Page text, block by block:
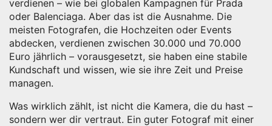
verdienen – wie bei globalen Kampagnen für Prada
oder Balenciaga. Aber das ist die Ausnahme. Die
meisten Fotografen, die Hochzeiten oder Events
abdecken, verdienen zwischen 30.000 und 70.000
Euro jährlich – vorausgesetzt, sie haben eine stabile
Kundschaft und wissen, wie sie ihre Zeit und Preise
managen.
Was wirklich zählt, ist nicht die Kamera, die du hast –
sondern wer dir vertraut. Ein guter Fotograf mit einer